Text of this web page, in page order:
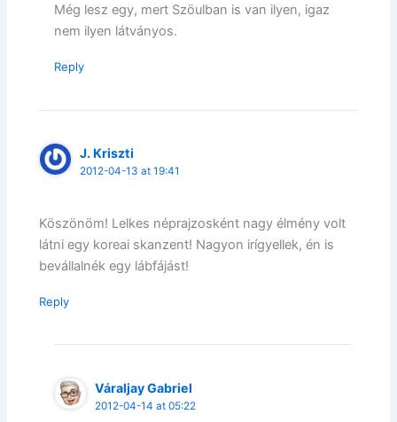
Még lesz egy, mert Szöulban is van ilyen, igaz
nem ilyen látványos.
Reply
J. Kriszti
2012-04-13 at 19:41
Köszönöm! Lelkes néprajzosként nagy élmény volt
látni egy koreai skanzent! Nagyon irígyellek, én is
bevállalnék egy lábfájást!
Reply
Váraljay Gabriel
2012-04-14 at 05:22